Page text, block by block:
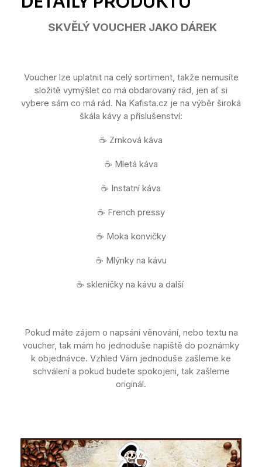
SKVĚLÝ VOUCHER JAKO DÁREK
Voucher lze uplatnit na celý sortiment, takže nemusíte
složitě vymýšlet co má obdarovaný rád, jen ať si
vybere sám co má rád. Na Kafista.cz je na výběr široká
škála kávy a příslušenství:
☕ Zrnková káva
☕ Mletá káva
☕ Instatní káva
☕ French pressy
☕ Moka konvičky
☕ Mlýnky na kávu
☕ skleničky na kávu a další
Pokud máte zájem o napsání věnování, nebo textu na
voucher, tak mám ho jednoduše napiště do poznámky
k objednávce. Vzhled Vám jednoduše zašleme ke
schválení a pokud budete spokojeni, tak zašleme
originál.